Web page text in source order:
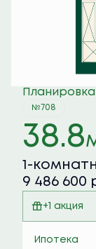
Планировка
№708
38.8
1-
9 486 600
+1 акция
Ипотека